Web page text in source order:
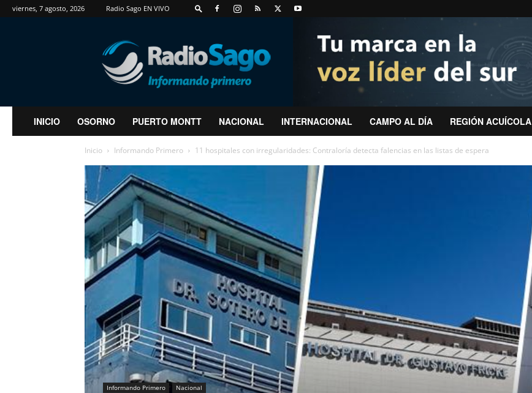
viernes, 7 agosto, 2026 Radio Sago EN VIVO
RadioSago
INICIO OSORNO PUERTO MONTT NACIONAL INTERNACIONAL CAMPO AL DÍA REGIÓN ACUÍCOLA
Inicio Informando Primero 11 hospitales con irregularidades: Contraloría detecta falencias en las listas de espera
Informando Primero Nacional